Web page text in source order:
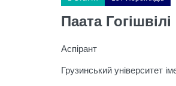
Паата Гогішвілі
Аспірант
Грузинський університет